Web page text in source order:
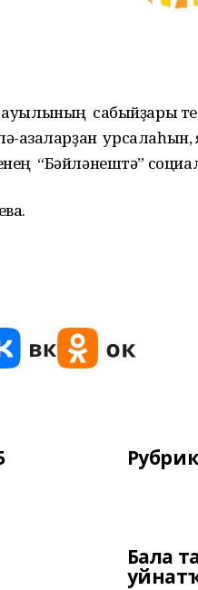
ауылының сабыйҙары
ҡазаларҙан
“Бәйләнештә”
Бала